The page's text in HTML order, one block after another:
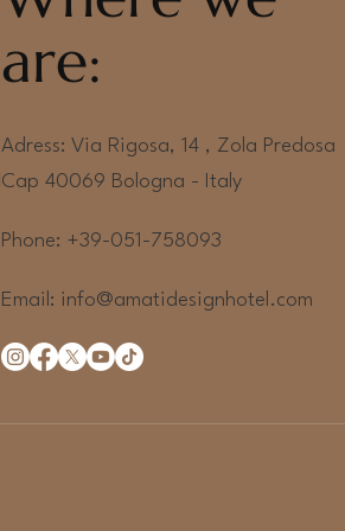
are:
Adress: Via Rigosa, 14 , Zola Predosa
Cap 40069 Bologna - Italy
Phone: +39-051-758093
Email: info@amatidesignhotel.com